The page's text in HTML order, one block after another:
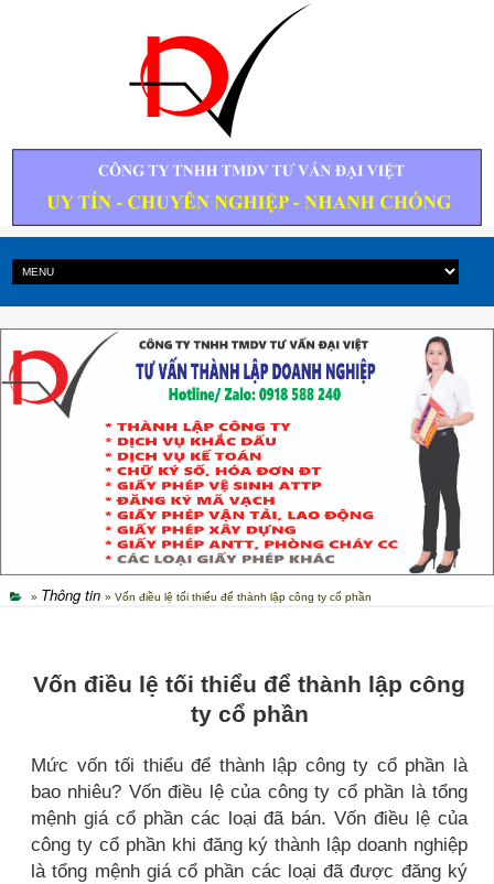
» Thông tin » Vốn điều lệ tối thiểu để thành lập công ty cổ phần
Vốn điều lệ tối thiểu để thành lập công
ty cổ phần
Mức vốn tối thiểu để thành lập công ty cổ phần là
bao nhiêu? Vốn điều lệ của công ty cổ phần là tổng
mệnh giá cổ phần các loại đã bán. Vốn điều lệ của
công ty cổ phần khi đăng ký thành lập doanh nghiệp
là tổng mệnh giá cổ phần các loại đã được đăng ký